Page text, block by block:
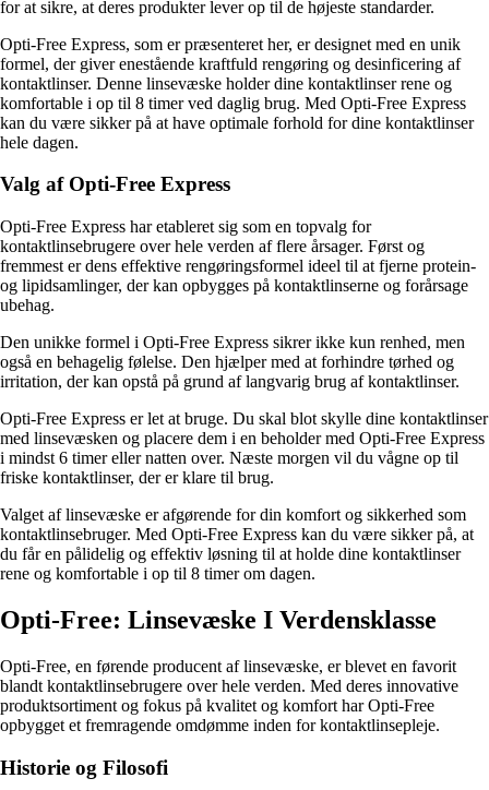
for at sikre, at deres produkter lever op til de højeste standarder.
Opti-Free Express, som er præsenteret her, er designet med en unik
formel, der giver enestående kraftfuld rengøring og desinficering af
kontaktlinser. Denne linsevæske holder dine kontaktlinser rene og
komfortable i op til 8 timer ved daglig brug. Med Opti-Free Express
kan du være sikker på at have optimale forhold for dine kontaktlinser
hele dagen.
Valg af Opti-Free Express
Opti-Free Express har etableret sig som en topvalg for
kontaktlinsebrugere over hele verden af flere årsager. Først og
fremmest er dens effektive rengøringsformel ideel til at fjerne protein-
og lipidsamlinger, der kan opbygges på kontaktlinserne og forårsage
ubehag.
Den unikke formel i Opti-Free Express sikrer ikke kun renhed, men
også en behagelig følelse. Den hjælper med at forhindre tørhed og
irritation, der kan opstå på grund af langvarig brug af kontaktlinser.
Opti-Free Express er let at bruge. Du skal blot skylle dine kontaktlinser
med linsevæsken og placere dem i en beholder med Opti-Free Express
i mindst 6 timer eller natten over. Næste morgen vil du vågne op til
friske kontaktlinser, der er klare til brug.
Valget af linsevæske er afgørende for din komfort og sikkerhed som
kontaktlinsebruger. Med Opti-Free Express kan du være sikker på, at
du får en pålidelig og effektiv løsning til at holde dine kontaktlinser
rene og komfortable i op til 8 timer om dagen.
Opti-Free: Linsevæske I Verdensklasse
Opti-Free, en førende producent af linsevæske, er blevet en favorit
blandt kontaktlinsebrugere over hele verden. Med deres innovative
produktsortiment og fokus på kvalitet og komfort har Opti-Free
opbygget et fremragende omdømme inden for kontaktlinsepleje.
Historie og Filosofi